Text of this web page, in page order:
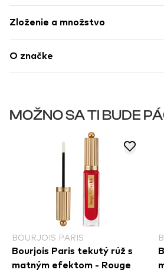
Zloženie a množstvo
O značke
MOŽNO SA TI BUDE
BOURJOIS PARIS
Bourjois Paris tekutý rúž s
matným efektom - Rouge